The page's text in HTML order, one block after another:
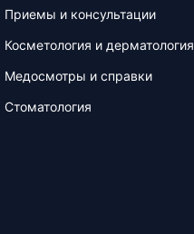
Приемы и консультации
Косметология и дерматология
Медосмотры и справки
Стоматология